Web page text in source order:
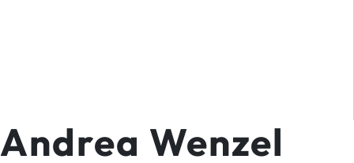
Andrea Wenzel